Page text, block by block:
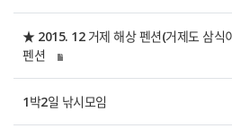
★ 2015. 12 거제 해상 펜션(거제도 삼식
펜션
1박2일 낚시모임